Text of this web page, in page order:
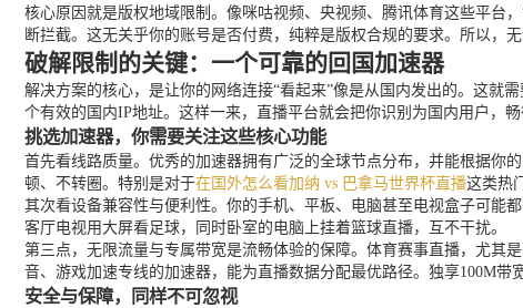
核心原因就是版权地域限制。像咪咕视频、央视频、腾讯体育这些平台
断拦截。这无关乎你的账号是否付费，纯粹是版权合规的要求。所以，
破解限制的关键：一个可靠的回国加速器
解决方案的核心，是让你的网络连接“看起来”像是从国内发出的。这就
个有效的国内IP地址。这样一来，直播平台就会把你识别为国内用户，
挑选加速器，你需要关注这些核心功能
首先看线路质量。优秀的加速器拥有广泛的全球节点分布，并能根据你
顿、不转圈。特别是对于在国外怎么看加纳 vs 巴拿马世界杯直播这类热
其次看设备兼容性与便利性。你的手机、平板、电脑甚至电视盒子可能
客厅电视用大屏看足球，同时卧室的电脑上挂着篮球直播，互不干扰。
第三点，无限流量与专属带宽是流畅体验的保障。体育赛事直播，尤其
音、游戏加速专线的加速器，能为直播数据分配最优路径。独享100M
安全与保障，同样不可忽视